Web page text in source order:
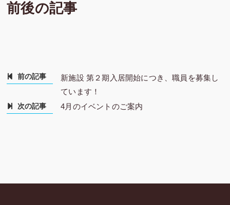
前後の記事
前の記事
新施設 第２期入居開始につき、職員を募集し
ています！
次の記事 4月のイベントのご案内